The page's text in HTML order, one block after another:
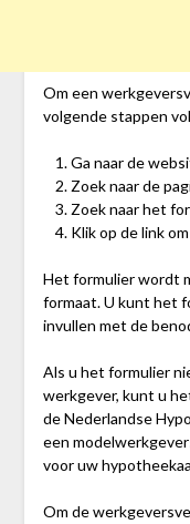
Om een
volgende stappen
Ga naar de
Zoek naar de
Zoek naar het
Klik op de link
Het formulier wordt
formaat. U kunt het
invullen met de
Als u het formulier
werkgever, kunt u
de Nederlandse
een
voor uw
Om de